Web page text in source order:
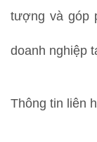
tượng và góp
doanh nghiệp
Thông tin liên